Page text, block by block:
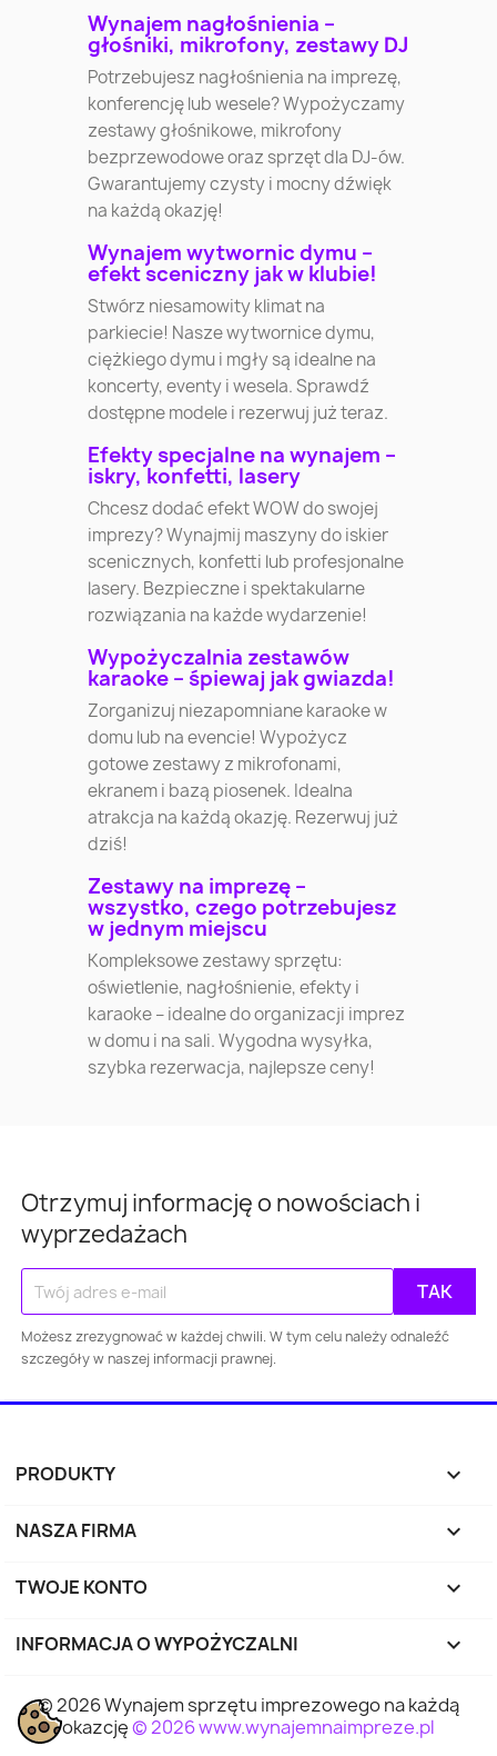
Warszawa
Gdańsk Bydgoszcz
Katowice Gdynia
Zabrze
Dąbrowa
Elbląg
Tarnów Chorzów Koszalin
Wynajem nagłośnienia –
głośniki, mikrofony, zestawy DJ
Potrzebujesz nagłośnienia na imprezę,
konferencję lub wesele? Wypożyczamy
zestawy głośnikowe, mikrofony
bezprzewodowe oraz sprzęt dla DJ-ów.
Gwarantujemy czysty i mocny dźwięk
na każdą okazję!
Wynajem wytwornic dymu –
efekt sceniczny jak w klubie!
Stwórz niesamowity klimat na
parkiecie! Nasze wytwornice dymu,
ciężkiego dymu i mgły są idealne na
koncerty, eventy i wesela. Sprawdź
dostępne modele i rezerwuj już teraz.
Efekty specjalne na wynajem –
iskry, konfetti, lasery
Chcesz dodać efekt WOW do swojej
imprezy? Wynajmij maszyny do iskier
scenicznych, konfetti lub profesjonalne
lasery. Bezpieczne i spektakularne
rozwiązania na każde wydarzenie!
Wypożyczalnia zestawów
karaoke – śpiewaj jak gwiazda!
Zorganizuj niezapomniane karaoke w
domu lub na evencie! Wypożycz
gotowe zestawy z mikrofonami,
ekranem i bazą piosenek. Idealna
atrakcja na każdą okazję. Rezerwuj już
dziś!
Zestawy na imprezę –
wszystko, czego potrzebujesz
w jednym miejscu
Kompleksowe zestawy sprzętu:
oświetlenie, nagłośnienie, efekty i
karaoke – idealne do organizacji imprez
w domu i na sali. Wygodna wysyłka,
szybka rezerwacja, najlepsze ceny!
Otrzymuj informację o nowościach i
wyprzedażach
Możesz zrezygnować w każdej chwili. W tym celu należy odnaleźć
szczegóły w naszej informacji prawnej.
PRODUKTY 
NASZA FIRMA 
TWOJE KONTO 
INFORMACJA O WYPOŻYCZALNI keyboard_arrow_down
© 2026 Wynajem sprzętu imprezowego na każdą
okazcję© 2026 www.wynajemnaimpreze.pl